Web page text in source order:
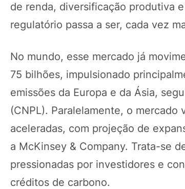
de renda, diversificação produtiva
regulatório passa a ser, cada vez
No mundo, esse mercado já
75 bilhões, impulsionado
emissões da Europa e da Ásia,
(CNPL). Paralelamente, o
aceleradas, com projeção de
a McKinsey & Company. Trata-se
pressionadas por investidores e
créditos de carbono.